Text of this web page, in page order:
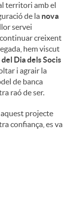
territori amb el
de la nova
servei
continuar creixent
hem viscut
Dia dels Socis
i agrair la
de banca
raó de ser.
projecte
confiança, es va